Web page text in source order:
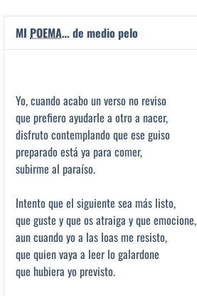
MI POEMA… de medio pelo
Yo, cuando acabo un verso no reviso
que prefiero ayudarle a otro a nacer,
disfruto contemplando que ese guiso
preparado está ya para comer,
subirme al paraíso.
Intento que el siguiente sea más listo,
que guste y que os atraiga y que emocione,
aun cuando yo a las loas me resisto,
que quien vaya a leer lo galardone
que hubiera yo previsto.